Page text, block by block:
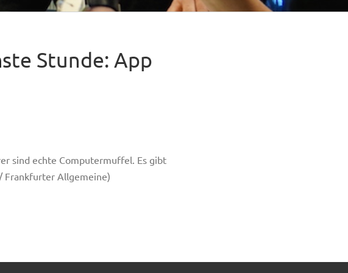
Stunde: App
sind echte Computermuffel. Es gibt
Frankfurter Allgemeine)